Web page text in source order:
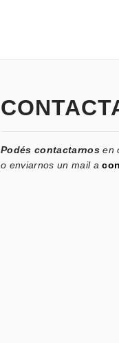
Podés contactarnos en
o enviarnos un mail a